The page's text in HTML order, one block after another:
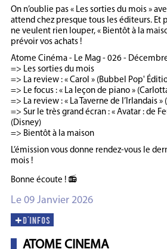
On n’oublie pas « Les sorties du mois »
attend chez presque tous les éditeurs. Et
ne veulent rien louper, « Bientôt à la
prévoir vos achats !
Atome Cinéma - Le Mag - 026 -
=> Les sorties du mois
=> La review : « Carol » (Bubbel Pop'
=> Le focus : « La leçon de piano »
=> La review : « La Taverne de l’Irlandais »
=> Sur le très grand écran : « Avatar : de
(Disney)
=> Bientôt à la maison
L’émission vous donne rendez-vous le
mois !
Bonne écoute ! 📻
Le 09 Janvier 2026
ATOME CINEMA